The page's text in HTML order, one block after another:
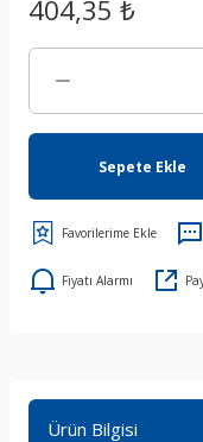
404,35 ₺
Sepete Ekle
Fiyatı Alarmı
Ürün Bilgisi